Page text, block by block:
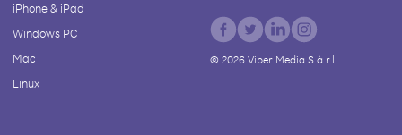
iPhone & iPad
Windows PC
Mac
Linux
© 2026Viber Media S.à r.l.